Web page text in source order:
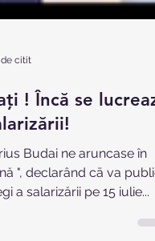
! Încă se
Budai ne aruncase în
a salarizării pe 15 iulie...